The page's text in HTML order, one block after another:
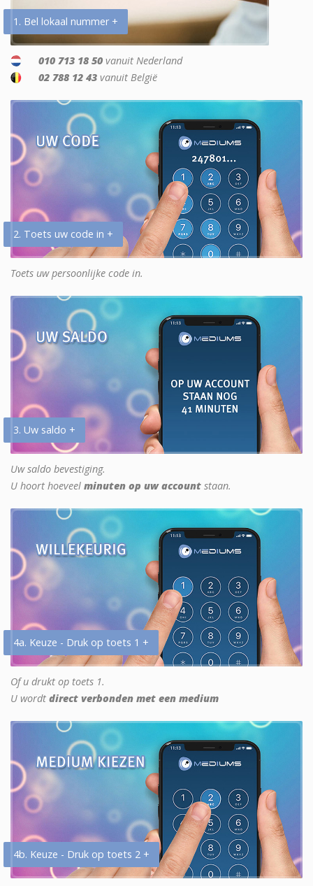
1. Bel lokaal nummer +
010 713 18 50 vanuit Nederland
02 788 12 43 vanuit België
2. Toets uw code in +
Toets uw persoonlijke code in.
3. Uw saldo +
Uw saldo bevestiging.
U hoort hoeveel minuten op uw account staan.
4a. Keuze - Druk op toets 1 +
Of u drukt op toets 1.
U wordt direct verbonden met een medium
4b. Keuze - Druk op toets 2 +